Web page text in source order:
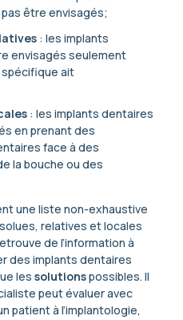
être envisagés;
: les implants
envisagés seulement
spécifique ait
: les implants dentaires
en prenant des
face à des
la bouche ou des
une liste non-exhaustive
relatives et locales
de l’information à
des implants dentaires
les solutionspossibles. Il
peut évaluer avec
patient à l’implantologie,